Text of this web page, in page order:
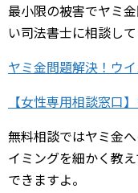
最小限の被害でヤミ
い司法書士に相談して
ヤミ金問題解決！ウ
【女性専用相談窓口
無料相談ではヤミ金
イミングを細かく教
できますよ。